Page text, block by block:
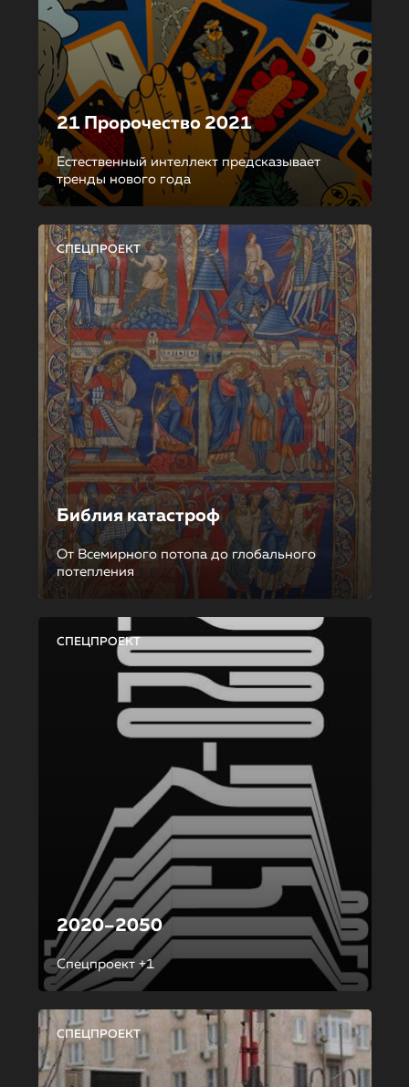
21 Пророчество 2021
Естественный интеллект предсказывает
тренды нового года
СПЕЦПРОЕКТ
Библия катастроф
От Всемирного потопа до глобального
потепления
СПЕЦПРОЕКТ
2020–2050
Спецпроект +1
СПЕЦПРОЕКТ